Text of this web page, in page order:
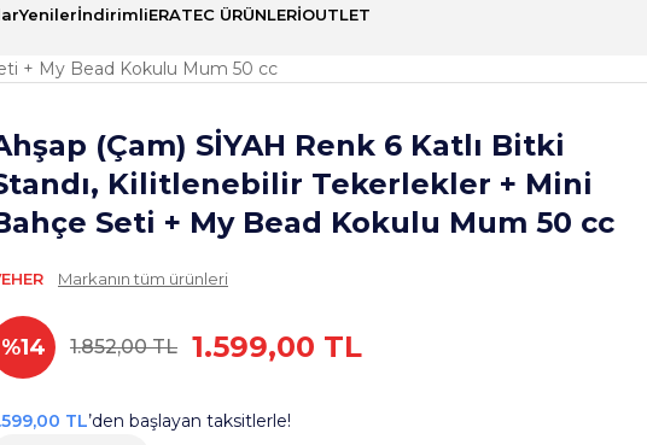
YenilerİndirimliERATEC ÜRÜNLERİOUTLET
+ My Bead Kokulu Mum 50 cc
(Çam) SİYAH Renk 6 Katlı Bitki
Kilitlenebilir Tekerlekler + Mini
Seti + My Bead Kokulu Mum 50 cc
Markanın tüm ürünleri
%14 1.852,00 TL 1.599,00 TL
TL’den başlayan taksitlerle!